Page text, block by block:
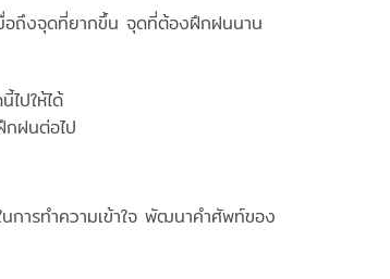
มื่อถึงจุดที่ยากขึ้น จุดที่ต้องฝึกฝนนาน
ไปให้ได้
กฝนต่อไป
ารทำความเข้าใจ พัฒนาคำศัพท์ของ